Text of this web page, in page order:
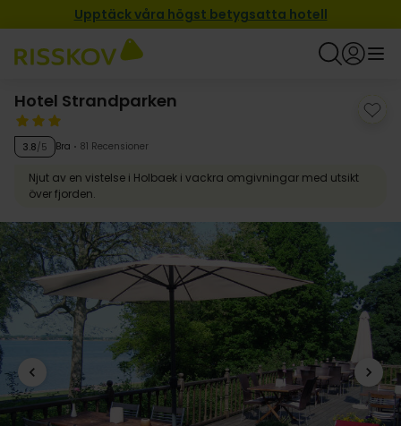
Upptäck våra högst betygsatta hotell
Hotel Strandparken
3.8/5 Bra 81 Recensioner
Njut av en vistelse i Holbaek i vackra omgivningar med utsikt
över fjorden.